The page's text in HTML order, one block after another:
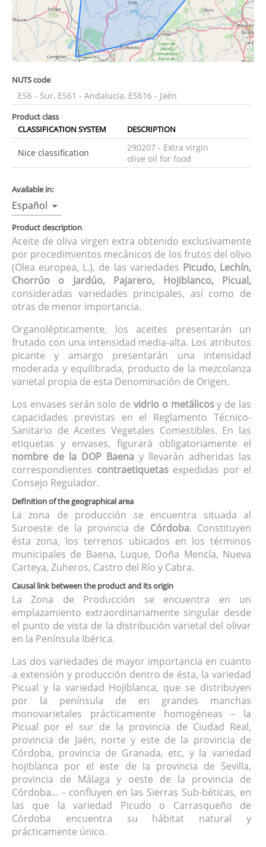
NUTS code
ES6 - Sur, ES61 - Andalucía, ES616 - Jaén
Product class
CLASSIFICATION SYSTEM
DESCRIPTION
Nice classification
290207 - Extra virgin
olive oil for food
Available in:
Español
Product description
Aceite de oliva virgen extra obtenido exclusivamente
por procedimientos mecánicos de los frutos del olivo
(Olea europea, L.), de las variedades Picudo, Lechín,
Chorrúo o Jardúo, Pajarero, Hojiblanco, Picual,
consideradas variedades principales, así como de
otras de menor importancia.
Organolépticamente, los aceites presentarán un
frutado con una intensidad media-alta. Los atributos
picante y amargo presentarán una intensidad
moderada y equilibrada, producto de la mezcolanza
varietal propia de esta Denominación de Origen.
Los envases serán solo de vidrio o metálicosy de las
capacidades previstas en el Reglamento Técnico-
Sanitario de Aceites Vegetales Comestibles. En las
etiquetas y envases, figurará obligatoriamente el
nombre de la DOP Baena y llevarán adheridas las
correspondientes contraetiquetasexpedidas por el
Consejo Regulador.
Definition of the geographical area
La zona de producción se encuentra situada al
Suroeste de la provincia de Córdoba. Constituyen
ésta zona, los terrenos ubicados en los términos
municipales de Baena, Luque, Doña Mencía, Nueva
Carteya, Zuheros, Castro del Río y Cabra.
Causal link between the product and its origin
La Zona de Producción se encuentra en un
emplazamiento extraordinariamente singular desde
el punto de vista de la distribución varietal del olivar
en la Península Ibérica.
Las dos variedades de mayor importancia en cuanto
a extensión y producción dentro de ésta, la variedad
Picual y la variedad Hojiblanca, que se distribuyen
por la península de en grandes manchas
monovarietales prácticamente homogéneas – la
Picual por el sur de la provincia de Ciudad Real,
provincia de Jaén, norte y este de la provincia de
Córdoba, provincia de Granada, etc, y la variedad
hojiblanca por el este de la provincia de Sevilla,
provincia de Málaga y oeste de la provincia de
Córdoba… - confluyen en las Sierras Sub-béticas, en
las que la variedad Picudo o Carrasqueño de
Córdoba encuentra su hábitat natural y
prácticamente único.